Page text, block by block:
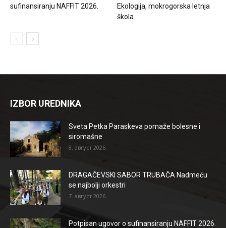
sufinansiranju NAFFIT 2026.
Ekologija, mokrogorska letnja
škola
IZBOR UREDNIKA
Sveta Petka Paraskeva pomaže bolesne i
siromašne
8. август 2026.
DRAGAČEVSKI SABOR TRUBAČA Nadmeću
se najbolji orkestri
7. август 2026.
Potpisan ugovor o sufinansiranju NAFFIT 2026.